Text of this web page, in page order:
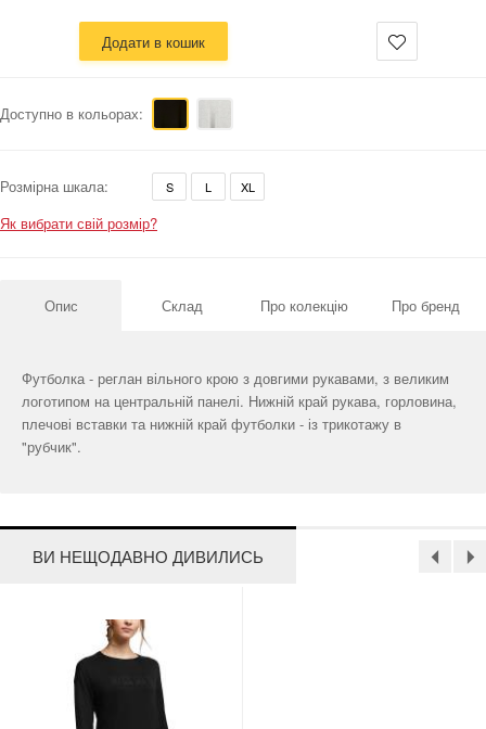
Додати в кошик
Доступно в кольорах:
Розмірна шкала: S L XL
Як вибрати свій розмір?
Опис Склад Про колекцію Про бренд
Футболка - реглан вільного крою з довгими рукавами, з великим
логотипом на центральній панелі. Нижній край рукава, горловина,
плечові вставки та нижній край футболки - із трикотажу в
"рубчик".
ВИ НЕЩОДАВНО ДИВИЛИСЬ